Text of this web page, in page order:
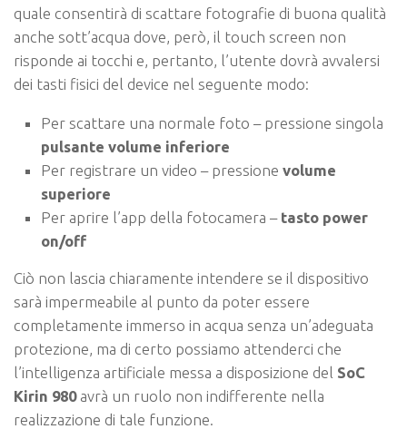
quale consentirà di scattare fotografie di buona qualità
anche sott’acqua dove, però, il touch screen non
risponde ai tocchi e, pertanto, l’utente dovrà avvalersi
dei tasti fisici del device nel seguente modo:
Per scattare una normale foto – pressione singola
pulsante volume inferiore
Per registrare un video – pressione volume
superiore
Per aprire l’app della fotocamera – tasto power
on/off
Ciò non lascia chiaramente intendere se il dispositivo
sarà impermeabile al punto da poter essere
completamente immerso in acqua senza un’adeguata
protezione, ma di certo possiamo attenderci che
l’intelligenza artificiale messa a disposizione del SoC
Kirin 980avrà un ruolo non indifferente nella
realizzazione di tale funzione.